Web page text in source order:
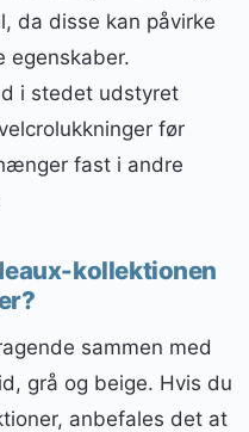
da disse kan påvirke
egenskaber.
i stedet udstyret
før
fast i andre
kollektionen
sammen med
grå og beige. Hvis du
anbefales det at